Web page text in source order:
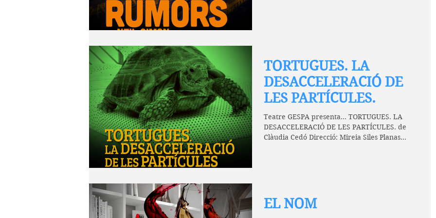
TORTUGUES. LA
DESACCELERACIÓ DE
LES PARTÍCULES.
Teatre GESPA presenta... TORTUGUES. LA
DESACCELERACIÓ DE LES PARTÍCULES. de
Clàudia Cedó Direcció: Mireia Siles Planas
EL NOM